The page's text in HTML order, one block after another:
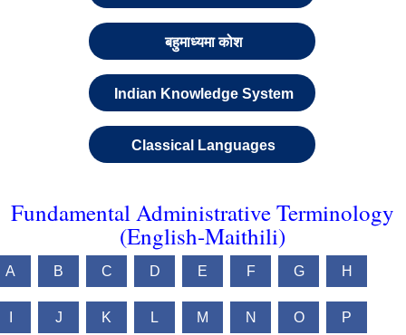
बहुमाध्यमा कोश
Indian Knowledge System
Classical Languages
Fundamental Administrative Terminology
(English-Maithili)
A B C D E F G H
J K L M N O P